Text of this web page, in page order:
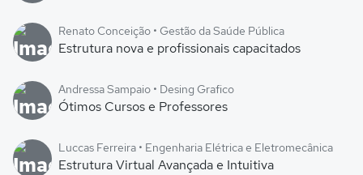
Renato Conceição • Gestão da Saúde Pública
Estrutura nova e profissionais capacitados
Andressa Sampaio • Desing Grafico
Ótimos Cursos e Professores
Luccas Ferreira • Engenharia Elétrica e Eletromecânica
Estrutura Virtual Avançada e Intuitiva